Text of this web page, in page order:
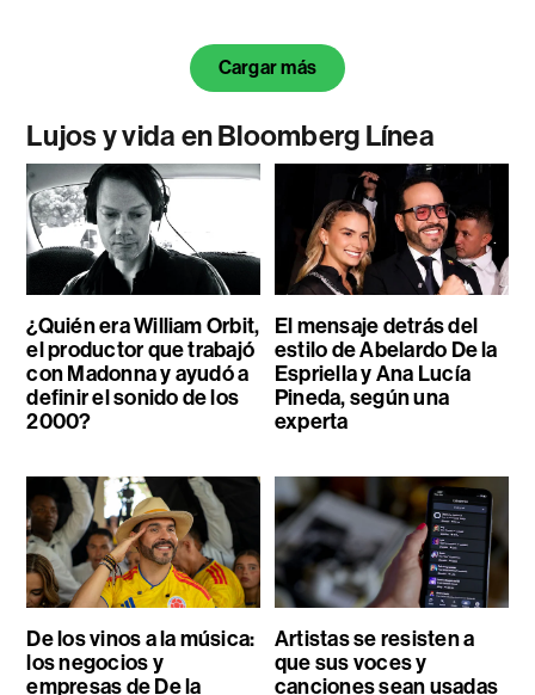
Cargar más
Lujos y vida en Bloomberg Línea
¿Quién era William Orbit,
el productor que trabajó
con Madonna y ayudó a
definir el sonido de los
2000?
El mensaje detrás del
estilo de Abelardo De la
Espriella y Ana Lucía
Pineda, según una
experta
De los vinos a la música:
los negocios y
empresas de De la
Artistas se resisten a
que sus voces y
canciones sean usadas